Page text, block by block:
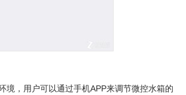
境，用户可以通过手机APP来调节微控水箱的